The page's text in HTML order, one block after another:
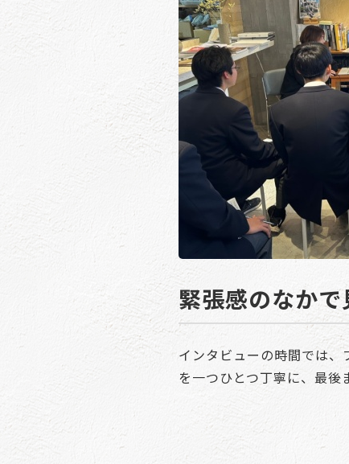
緊張感のなか
インタビューの時間では
を一つひとつ丁寧に、最後